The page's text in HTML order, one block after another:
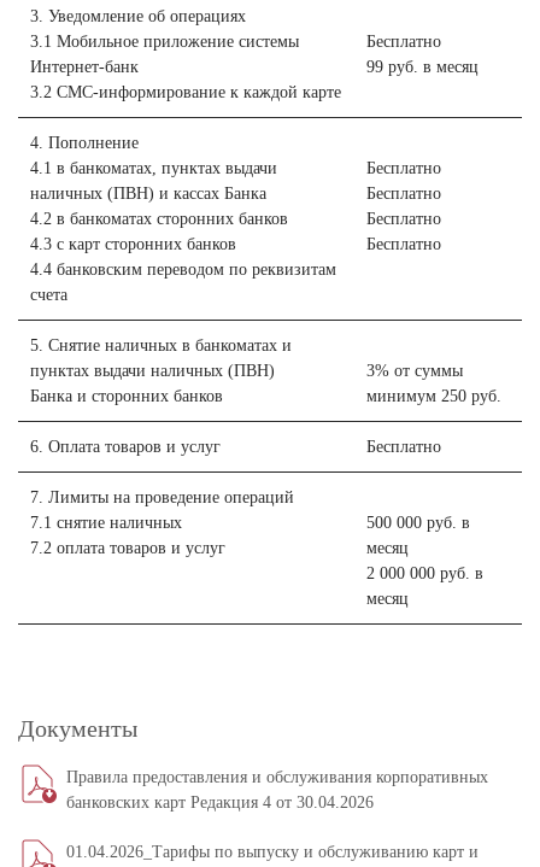
3. Уведомление об операциях
3.1 Мобильное приложение системы
Интернет-банк
3.2 СМС-информирование к каждой карте
Бесплатно
99 руб. в месяц
4. Пополнение
4.1 в банкоматах, пунктах выдачи
наличных (ПВН) и кассах Банка
4.2 в банкоматах сторонних банков
4.3 с карт сторонних банков
4.4 банковским переводом по реквизитам
счета
Бесплатно
Бесплатно
Бесплатно
Бесплатно
5. Снятие наличных в банкоматах и
пунктах выдачи наличных (ПВН)
Банка и сторонних банков
3% от суммы
минимум 250 руб.
6. Оплата товаров и услуг Бесплатно
7. Лимиты на проведение операций
7.1 снятие наличных
7.2 оплата товаров и услуг
500 000 руб. в
месяц
2 000 000 руб. в
месяц
Документы
Правила предоставления и обслуживания корпоративных
банковских карт Редакция 4 от 30.04.2026
01.04.2026_Тарифы по выпуску и обслуживанию карт и